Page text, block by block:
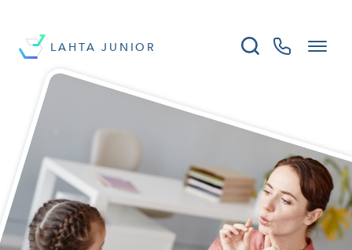
LAHTA JUNIOR